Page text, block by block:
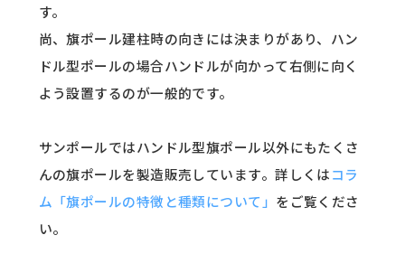
す。
尚、旗ポール建柱時の向きには決まりがあり、ハン
ドル型ポールの場合ハンドルが向かって右側に向く
よう設置するのが一般的です。
サンポールではハンドル型旗ポール以外にもたくさ
んの旗ポールを製造販売しています。詳しくはコラ
ム「旗ポールの特徴と種類について」 をご覧くださ
い。